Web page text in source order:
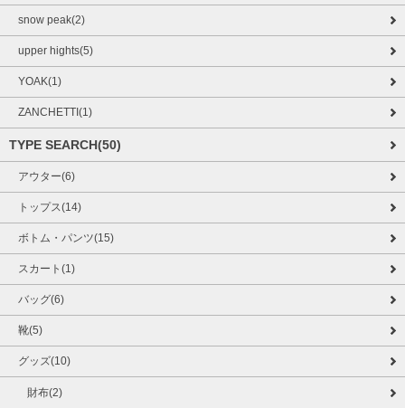
snow peak(2)
upper hights(5)
YOAK(1)
ZANCHETTI(1)
TYPE SEARCH(50)
アウター(6)
トップス(14)
ボトム・パンツ(15)
スカート(1)
バッグ(6)
靴(5)
グッズ(10)
財布(2)